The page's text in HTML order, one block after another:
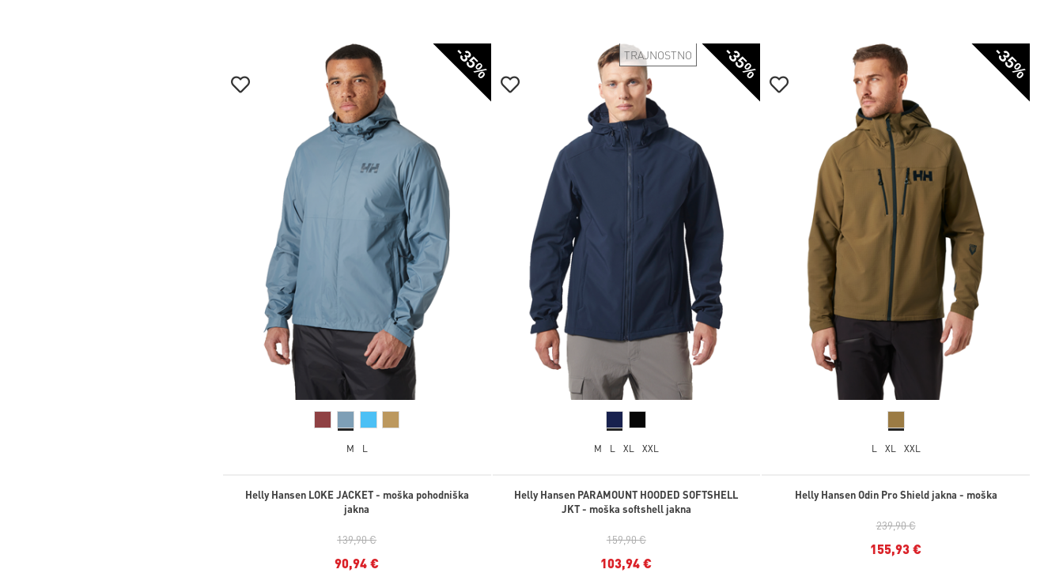
-35%
M L
Helly Hansen LOKE JACKET - moška pohodniška
jakna
139,90 €
90,94 €
-35%
TRAJNOSTNO
M L XL XXL
Helly Hansen PARAMOUNT HOODED SOFTSHELL
JKT - moška softshell jakna
159,90 €
103,94 €
-35%
L XL XXL
Helly Hansen Odin Pro Shield jakna - moška
239,90 €
155,93 €